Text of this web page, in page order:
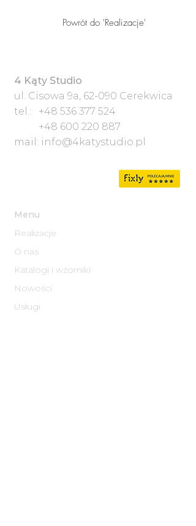
Powrót do 'Realizacje'
4 Kąty Studio
ul. Cisowa 9a, 62-090 Cerekwica
tel.: +48 536 377 524
+48 600 220 887
mail: info@4katystudio.pl
Menu
Realizacje
O nas
Katalogi i wzorniki
Nowości
Usługi